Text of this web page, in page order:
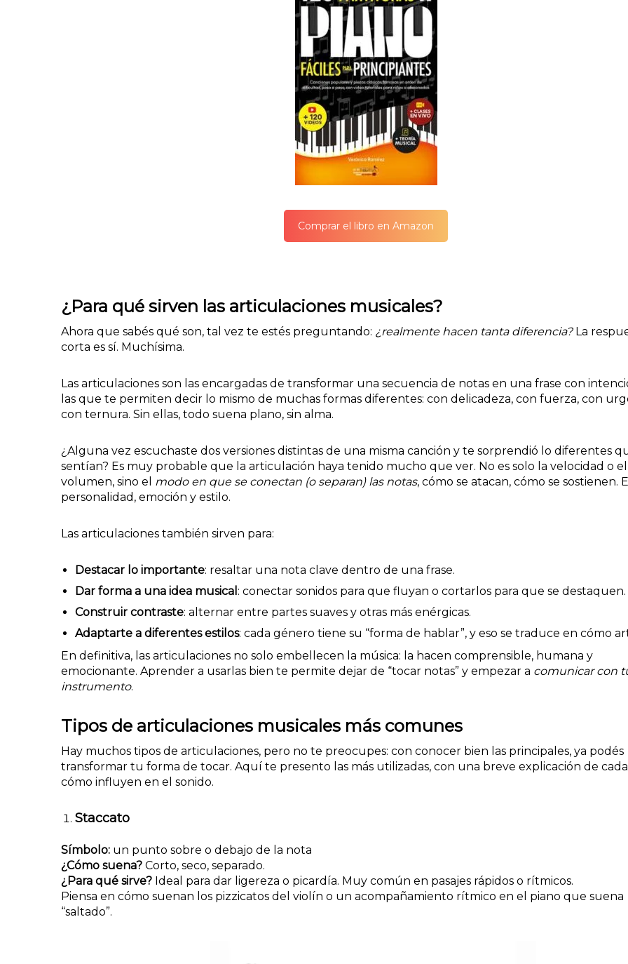
Comprar el libro en Amazon
¿Para qué sirven las articulaciones musicales?
Ahora que sabés qué son, tal vez te estés preguntando: ¿realmente hacen tanta diferencia?La
corta es sí. Muchísima.
Las articulaciones son las encargadas de transformar una secuencia de notas en una frase con
las que te permiten decir lo mismo de muchas formas diferentes: con delicadeza, con fuerza, con
con ternura. Sin ellas, todo suena plano, sin alma.
¿Alguna vez escuchaste dos versiones distintas de una misma canción y te sorprendió lo diferentes
sentían? Es muy probable que la articulación haya tenido mucho que ver. No es solo la velocidad o el
volumen, sino el modo en que se conectan (o separan) las notas, cómo se atacan, cómo se sostienen.
personalidad, emoción y estilo.
Las articulaciones también sirven para:
Destacar lo importante: resaltar una nota clave dentro de una frase.
Dar forma a una idea musical : conectar sonidos para que fluyan o cortarlos para que se destaquen.
Construir contraste: alternar entre partes suaves y otras más enérgicas.
Adaptarte a diferentes estilos: cada género tiene su “forma de hablar”, y eso se traduce en cómo
En definitiva, las articulaciones no solo embellecen la música: la hacen comprensible, humana y
emocionante. Aprender a usarlas bien te permite dejar de “tocar notas” y empezar a comunicar con
instrumento.
Tipos de articulaciones musicales más comunes
Hay muchos tipos de articulaciones, pero no te preocupes: con conocer bien las principales, ya podés
transformar tu forma de tocar. Aquí te presento las más utilizadas, con una breve explicación de
cómo influyen en el sonido.
Staccato
Símbolo: un punto sobre o debajo de la nota
¿Cómo suena? Corto, seco, separado.
¿Para qué sirve? Ideal para dar ligereza o picardía. Muy común en pasajes rápidos o rítmicos.
Piensa en cómo suenan los pizzicatos del violín o un acompañamiento rítmico en el piano que suena
“saltado”.